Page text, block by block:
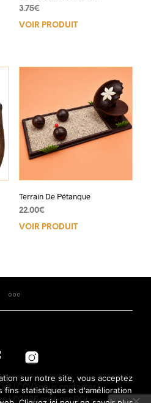
3.75€
VOIR PRODUIT
Terrain De Pétanque
22.00€
VOIR PRODUIT
|CGV|nous contacter|
|©2026 créé par OGI
sur notre site, vous acceptez
fins statistiques et d'amélioration